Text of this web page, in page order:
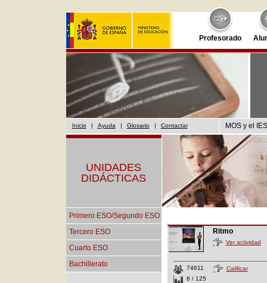
Profesorado
Inicio | Ayuda | Glosario | Contactar MOS y el
UNIDADES
DIDÁCTICAS
Primero ESO/Segundo ESO
Tercero ESO
Cuarto ESO
Bachillerato
Ritmo
Ver actividad
74611
6 / 125
Calificar